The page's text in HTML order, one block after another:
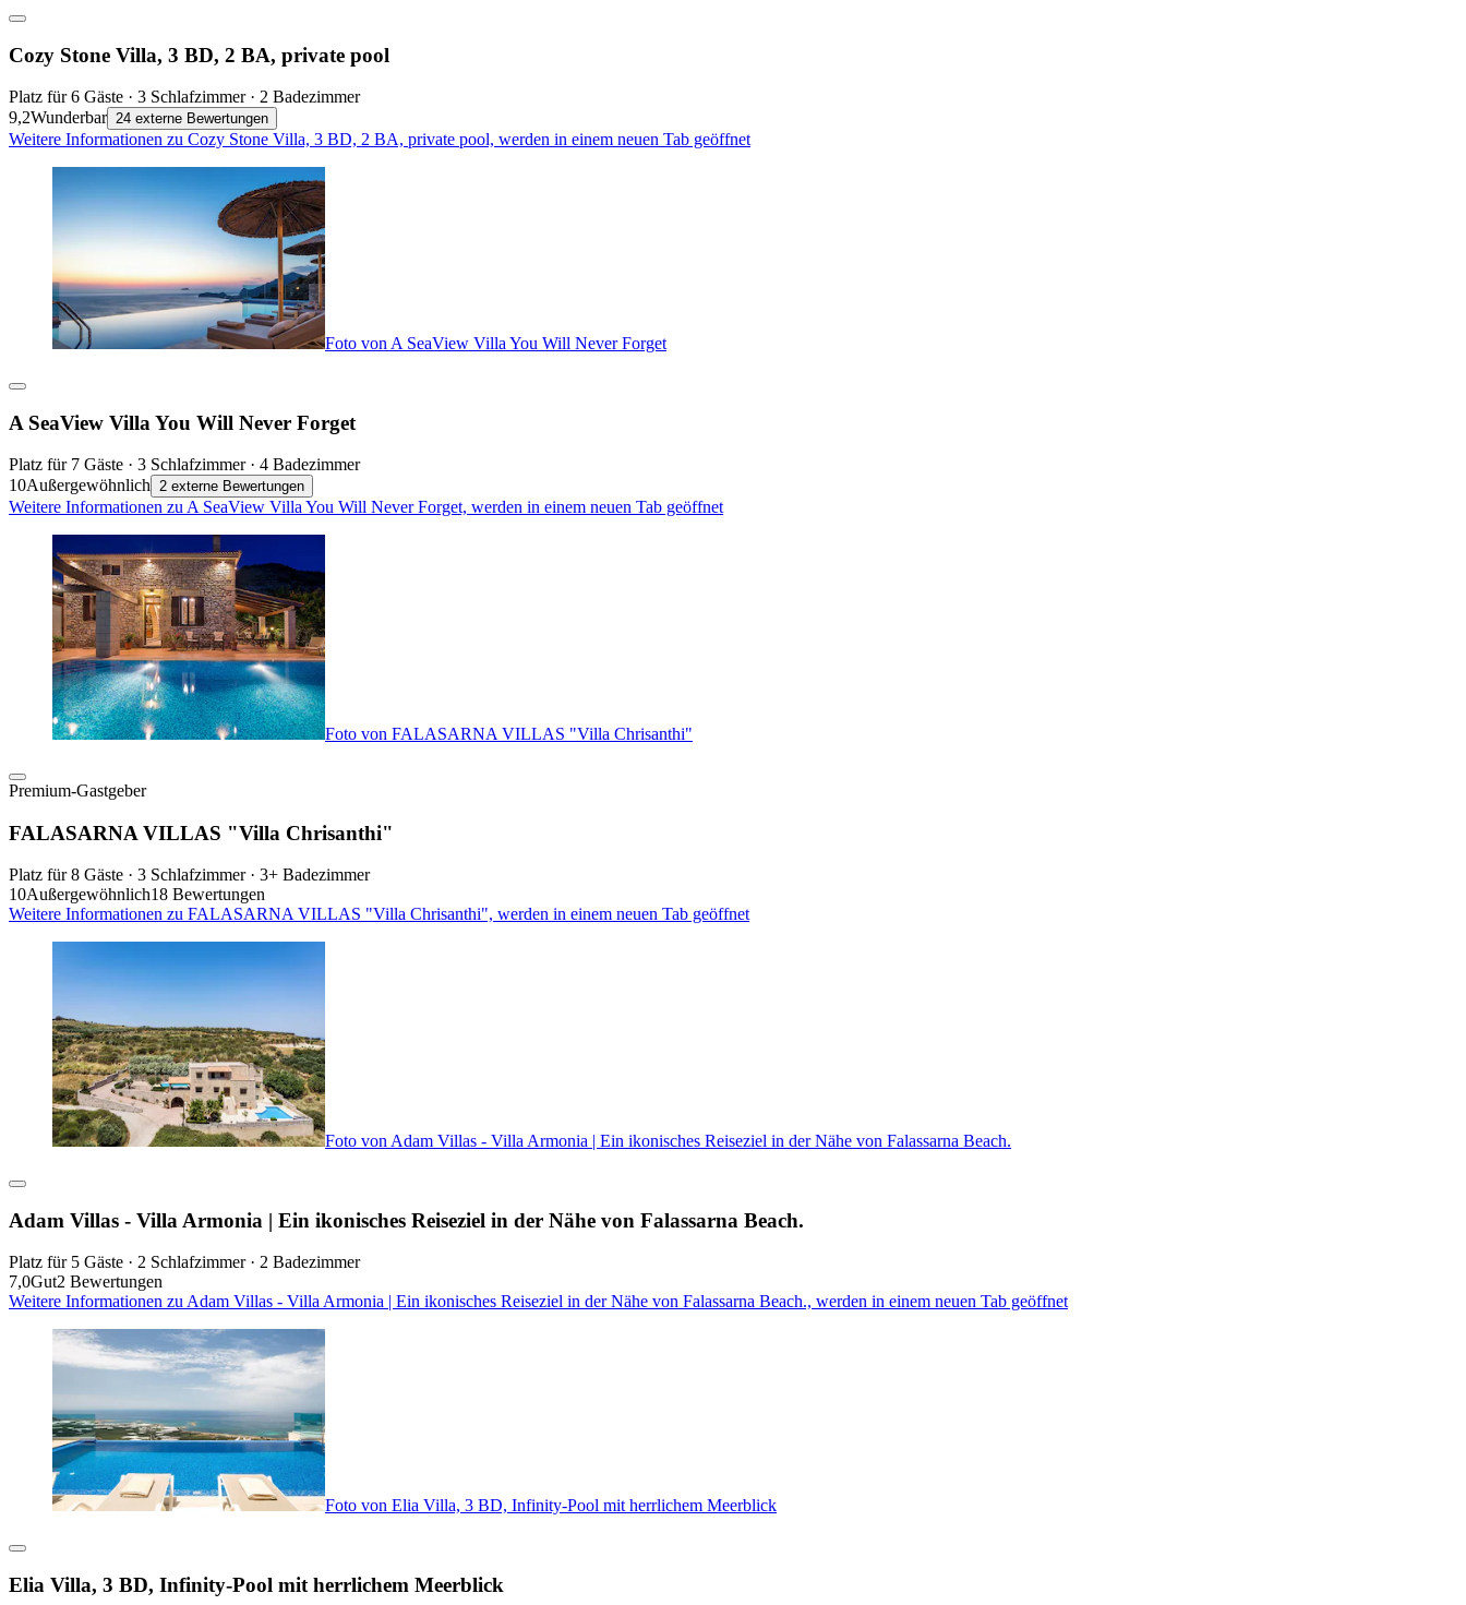
Cozy Stone Villa, 3 BD, 2 BA, private pool
Platz für 6 Gäste · 3 Schlafzimmer · 2 Badezimmer
9,2Wunderbar 24 externe Bewertungen
Weitere Informationen zu Cozy Stone Villa, 3 BD, 2 BA, private pool, werden in einem neuen Tab geöffnet
Foto von A SeaView Villa You Will Never Forget
A SeaView Villa You Will Never Forget
Platz für 7 Gäste · 3 Schlafzimmer · 4 Badezimmer
10Außergewöhnlich 2 externe Bewertungen
Weitere Informationen zu A SeaView Villa You Will Never Forget, werden in einem neuen Tab geöffnet
Foto von FALASARNA VILLAS "Villa Chrisanthi"
Premium-Gastgeber
FALASARNA VILLAS "Villa Chrisanthi"
Platz für 8 Gäste · 3 Schlafzimmer · 3+ Badezimmer
10Außergewöhnlich18 Bewertungen
Weitere Informationen zu FALASARNA VILLAS "Villa Chrisanthi", werden in einem neuen Tab geöffnet
Foto von Adam Villas - Villa Armonia | Ein ikonisches Reiseziel in der Nähe von Falassarna Beach.
Adam Villas - Villa Armonia | Ein ikonisches Reiseziel in der Nähe von Falassarna Beach.
Platz für 5 Gäste · 2 Schlafzimmer · 2 Badezimmer
7,0Gut2 Bewertungen
Weitere Informationen zu Adam Villas - Villa Armonia | Ein ikonisches Reiseziel in der Nähe von Falassarna Beach., werden in einem neuen Tab geöffnet
Foto von Elia Villa, 3 BD, Infinity-Pool mit herrlichem Meerblick
Elia Villa, 3 BD, Infinity-Pool mit herrlichem Meerblick